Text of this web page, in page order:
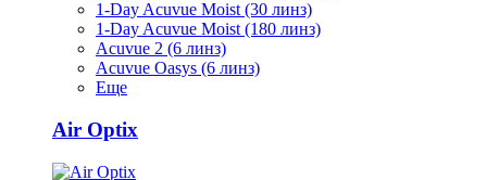
1-Day Acuvue Moist (30 линз)
1-Day Acuvue Moist (180 линз)
Acuvue 2 (6 линз)
Acuvue Oasys (6 линз)
Еще
Air Optix